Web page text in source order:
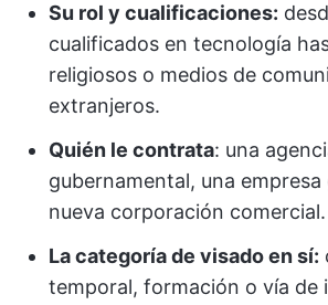
Su rol y cualificaciones:
cualificados en tecnología
religiosos o medios de
extranjeros.
Quién le contrata: una
gubernamental, una empresa
nueva corporación comercial.
La categoría de visado en sí:
temporal, formación o vía de